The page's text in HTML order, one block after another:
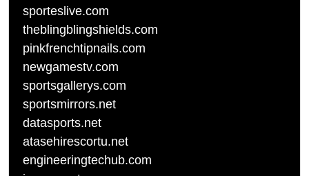
sporteslive.com
theblingblingshields.com
pinkfrenchtipnails.com
newgamestv.com
sportsgallerys.com
sportsmirrors.net
datasports.net
atasehirescortu.net
engineeringtechub.com